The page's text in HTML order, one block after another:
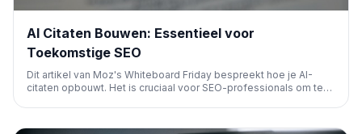
AI Citaten Bouwen: Essentieel voor
Toekomstige SEO
Dit artikel van Moz's Whiteboard Friday bespreekt hoe je AI-
citaten opbouwt. Het is cruciaal voor SEO-professionals om te
zoekresultaten kunt optimaliseren.